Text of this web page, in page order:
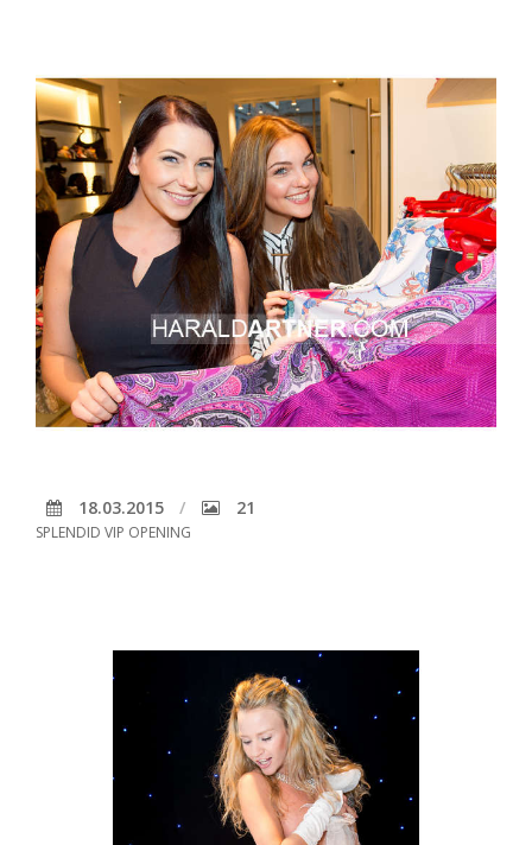
18.03.2015 21
SPLENDID VIP OPENING